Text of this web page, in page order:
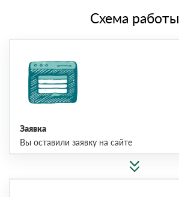
Схема работы
Заявка
Вы оставили заявку на сайте